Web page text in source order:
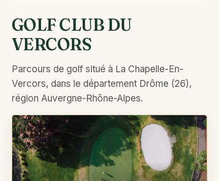
GOLF CLUB DU
VERCORS
Parcours de golf situé à La Chapelle-En-
Vercors, dans le département Drôme (26),
région Auvergne-Rhône-Alpes.